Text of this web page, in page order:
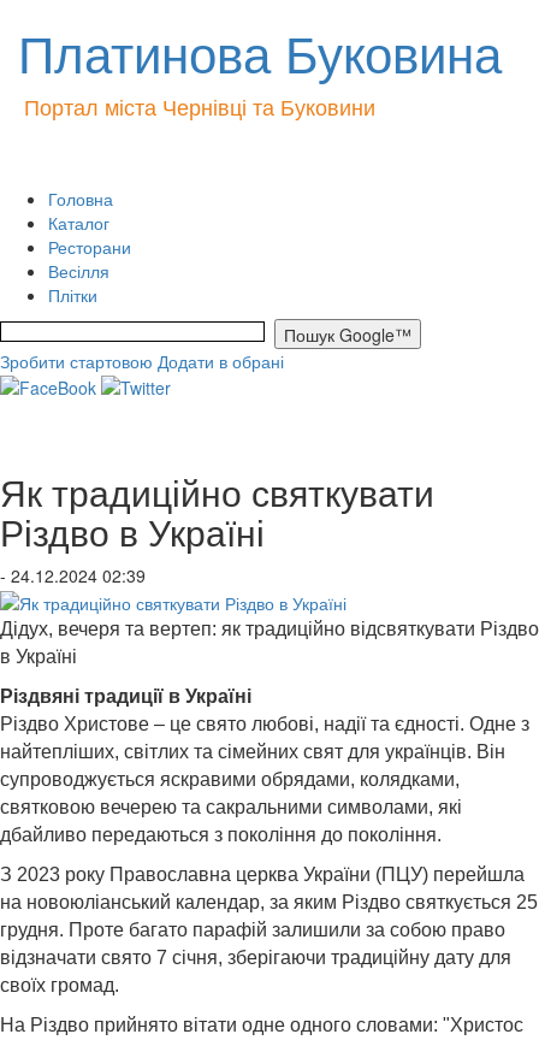
Платинова Буковина
Портал міста Чернівці та Буковини
Головна
Каталог
Ресторани
Весілля
Плітки
Зробити стартовою Додати в обрані
Як традиційно святкувати
Різдво в Україні
- 24.12.2024 02:39
Дідух, вечеря та вертеп: як традиційно відсвяткувати Різдво
в Україні
Різдвяні традиції в Україні
Різдво Христове – це свято любові, надії та єдності. Одне з
найтепліших, світлих та сімейних свят для українців. Він
супроводжується яскравими обрядами, колядками,
святковою вечерею та сакральними символами, які
дбайливо передаються з покоління до покоління.
З 2023 року Православна церква України (ПЦУ) перейшла
на новоюліанський календар, за яким Різдво святкується 25
грудня. Проте багато парафій залишили за собою право
відзначати свято 7 січня, зберігаючи традиційну дату для
своїх громад.
На Різдво прийнято вітати одне одного словами: "Христос